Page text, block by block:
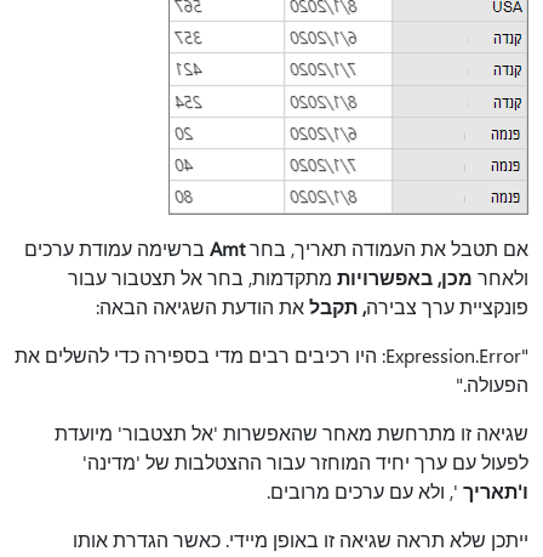
אם תטבל את העמודה תאריך, בחרAmt ברשימה עמודת ערכים
ולאחר מכן, באפשרויות מתקדמות, בחר אל תצטבור עבור
פונקציית ערך צבירה, תקבלאת הודעת השגיאה הבאה:
"Expression.Error: היו רכיבים רבים מדי בספירה כדי להשלים את
הפעולה."
שגיאה זו מתרחשת מאחר שהאפשרות 'אל תצטבור' מיועדת
לפעול עם ערך יחיד המוחזר עבור ההצטלבות של 'מדינה'
ו'תאריך ', ולא עם ערכים מרובים.
ייתכן שלא תראה שגיאה זו באופן מיידי. כאשר הגדרת אותו